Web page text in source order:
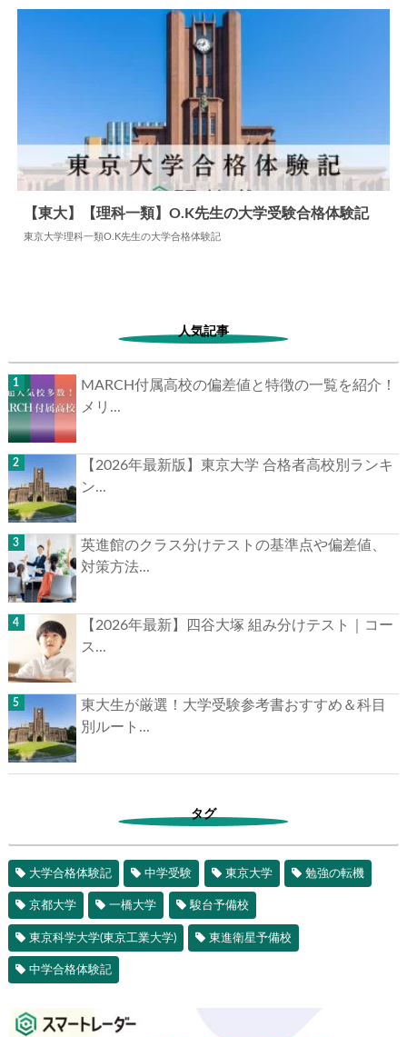
【東大】【理科一類】O.K先生の大学受験合格体験記
東京大学理科一類O.K先生の大学合格体験記
人気記事
MARCH付属高校の偏差値と特徴の一覧を紹介！
メリ...
【2026年最新版】東京大学 合格者高校別ランキ
ン...
英進館のクラス分けテストの基準点や偏差値、
対策方法...
【2026年最新】四谷大塚 組み分けテスト｜コー
ス...
東大生が厳選！大学受験参考書おすすめ＆科目
別ルート...
タグ
大学合格体験記 中学受験 東京大学 勉強の転機
京都大学 一橋大学 駿台予備校
東京科学大学(東京工業大学) 東進衛星予備校
中学合格体験記